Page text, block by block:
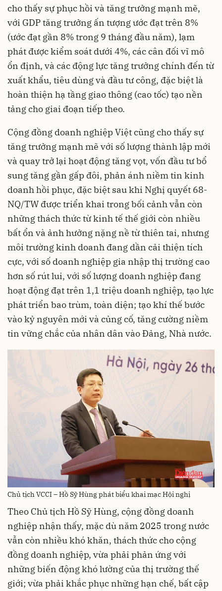
cho thấy sự phục hồi và tăng trưởng mạnh mẽ,
với GDP tăng trưởng ấn tượng ước đạt trên 8%
(ước đạt gần 8% trong 9 tháng đầu năm), lạm
phát được kiểm soát dưới 4%, các cân đối vĩ mô
ổn định, và các động lực tăng trưởng chính đến từ
xuất khẩu, tiêu dùng và đầu tư công, đặc biệt là
hoàn thiện hạ tầng giao thông (cao tốc) tạo nền
tảng cho giai đoạn tiếp theo.
Cộng đồng doanh nghiệp Việt cũng cho thấy sự
tăng trưởng mạnh mẽ với số lượng thành lập mới
và quay trở lại hoạt động tăng vọt, vốn đầu tư bổ
sung tăng gần gấp đôi, phản ánh niềm tin kinh
doanh hồi phục, đặc biệt sau khi Nghị quyết 68-
NQ/TW được triển khai trong bối cảnh vẫn còn
những thách thức từ kinh tế thế giới còn nhiều
bất ổn và ảnh hưởng nặng nề từ thiên tai, nhưng
môi trường kinh doanh đang dần cải thiện tích
cực, với số doanh nghiệp gia nhập thị trường cao
hơn số rút lui, với số lượng doanh nghiệp đang
hoạt động đạt trên 1,1 triệu doanh nghiệp, tạo lực
phát triển bao trùm, toàn diện; tạo khí thế bước
vào kỷ nguyên mới và củng cố, tăng cường niềm
tin vững chắc của nhân dân vào Đảng, Nhà nước.
Chủ tịch VCCI – Hồ Sỹ Hùng phát biểu khai mạc Hội nghị
Theo Chủ tịch Hồ Sỹ Hùng, cộng đồng doanh
nghiệp nhận thấy, mặc dù năm 2025 trong nước
vẫn còn nhiều khó khăn, thách thức cho cộng
đồng doanh nghiệp, vừa phải phản ứng với
những biến động khó lường của thị trường thế
giới; vừa phải khắc phục những hạn chế, bất cập